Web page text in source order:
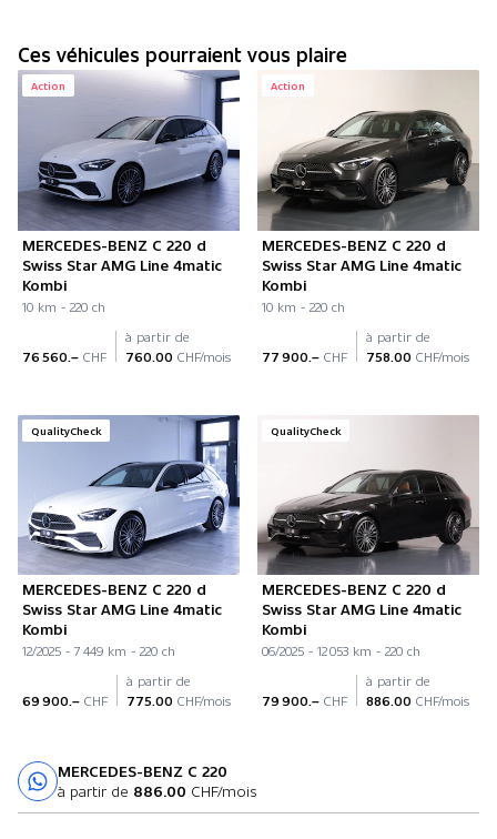
Ces véhicules pourraient vous plaire
Action
MERCEDES-BENZ C 220 d
Swiss Star AMG Line 4matic
Kombi
10 km - 220 ch
76 560.– CHF
à partir de
760.00 CHF/mois
Action
MERCEDES-BENZ C 220 d
Swiss Star AMG Line 4matic
Kombi
10 km - 220 ch
77 900.– CHF
à partir de
758.00 CHF/mois
QualityCheck
MERCEDES-BENZ C 220 d
Swiss Star AMG Line 4matic
Kombi
12/2025 - 7 449 km - 220 ch
69 900.– CHF
à partir de
775.00 CHF/mois
QualityCheck
MERCEDES-BENZ C 220 d
Swiss Star AMG Line 4matic
Kombi
06/2025 - 12 053 km - 220 ch
79 900.– CHF
à partir de
886.00 CHF/mois
MERCEDES-BENZ C 220
à partir de 886.00 CHF/mois